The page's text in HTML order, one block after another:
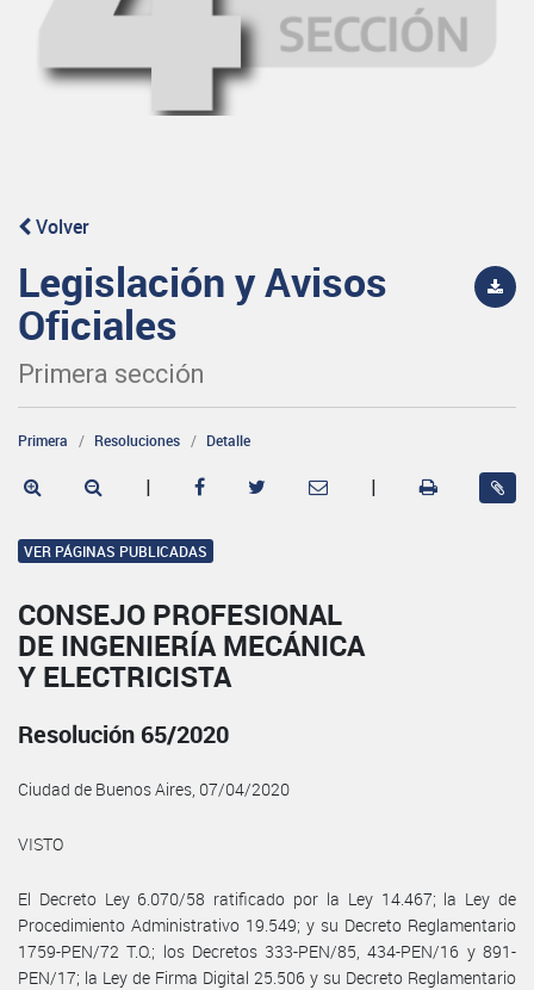
Volver
Legislación y Avisos
Oficiales
Primera sección
Primera Resoluciones Detalle
| |
VER PÁGINAS PUBLICADAS
CONSEJO PROFESIONAL
DE INGENIERÍA MECÁNICA
Y ELECTRICISTA
Resolución 65/2020
Ciudad de Buenos Aires, 07/04/2020
VISTO
El Decreto Ley 6.070/58 ratificado por la Ley 14.467; la Ley de
Procedimiento Administrativo 19.549; y su Decreto Reglamentario
1759-PEN/72 T.O.; los Decretos 333-PEN/85, 434-PEN/16 y 891-
PEN/17; la Ley de Firma Digital 25.506 y su Decreto Reglamentario